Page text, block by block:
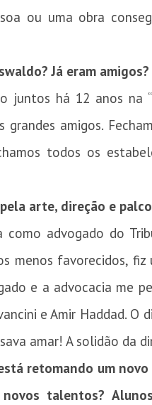
ou uma obra
Já eram
juntos há 12 anos na
grandes amigos.
todos os
arte, direção e
como advogado do
menos favorecidos,
e a advocacia me
e Amir Haddad.
amar! A solidão da
retomando um
talentos?